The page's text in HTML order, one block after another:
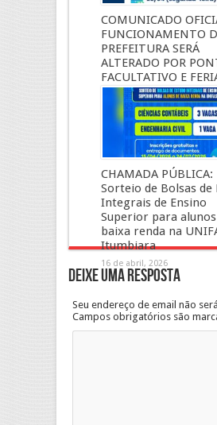
COMUNICADO
FUNCIONAMENTO
PREFEITURA SERÁ
ALTERADO POR
FACULTATIVO E
17 de abril, 2026
CHAMADA PÚBLICA:
Sorteio de Bolsas de
Integrais de Ensino
Superior para
baixa renda na
Itumbiara
16 de abril, 2026
Deixe uma resposta
Seu endereço de email não
Campos obrigatórios são